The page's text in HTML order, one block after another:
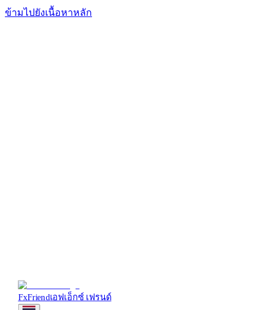
ข้ามไปยังเนื้อหาหลัก
FxFriend เอฟเอ็กซ์ เฟรนด์
FxFriendเอฟเอ็กซ์ เฟรนด์